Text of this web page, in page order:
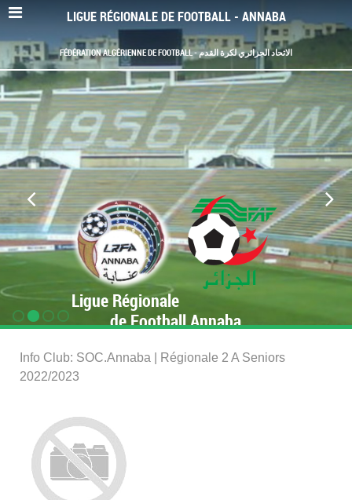
LIGUE RÉGIONALE DE FOOTBALL - ANNABA
FÉDÉRATION ALGÉRIENNE DE FOOTBALL - الاتحاد الجزائري لكرة القدم
Ligue Régionale
de Football Annaba
Info Club: SOC.Annaba | Régionale 2 A Seniors
2022/2023